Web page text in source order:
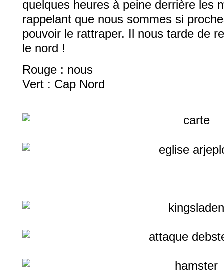
quelques heures à peine derrière les
rappelant que nous sommes si
pouvoir le rattraper. Il nous tarde de
le nord !
Rouge : nous
Vert : Cap Nord